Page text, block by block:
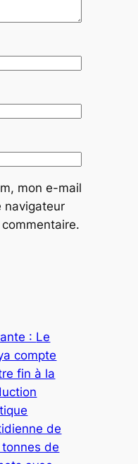
mon e-mail
navigateur
: Le
compte
fin à la
de
de